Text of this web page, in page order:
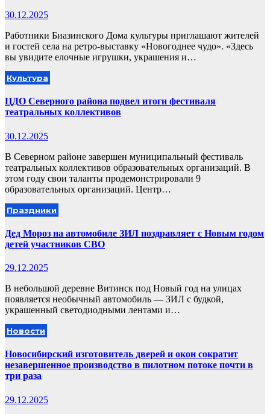
30.12.2025
Работники Биазинского Дома культуры приглашают жителей
и гостей села на ретро-выставку «Новогоднее чудо». «Здесь
вы увидите елочные игрушки, украшения и…
Культура
ЦДО Северного района подвел итоги фестиваля
театральных коллективов
30.12.2025
В Северном районе завершен муниципальный фестиваль
театральных коллективов образовательных организаций. В
этом году свои таланты продемонстрировали 9
образовательных организаций. Центр…
Праздники
Дед Мороз на автомобиле ЗИЛ поздравляет с Новым годом
детей участников СВО
29.12.2025
В небольшой деревне Витинск под Новый год на улицах
появляется необычный автомобиль — ЗИЛ с будкой,
украшенный светодиодными лентами и…
Новости
Новосибирский изготовитель дверей и окон сократит
незавершенное производство в пилотном потоке почти в
три раза
29.12.2025